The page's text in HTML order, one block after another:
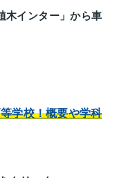
木インター」から車
学校！概要や学科